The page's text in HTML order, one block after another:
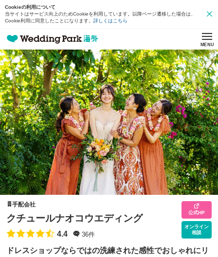
Cookieの利用について
当サイトはサービス向上のためCookieを利用しています。以降ページ遷移した場合は、
Cookie利用に同意したことになります。 詳しくはこちら
MENU
手配会社
クチュールナオコウエディング
4.4 36件
公式HP
オンライン
相談
ドレスショップならではの洗練された感性でおしゃれにリ